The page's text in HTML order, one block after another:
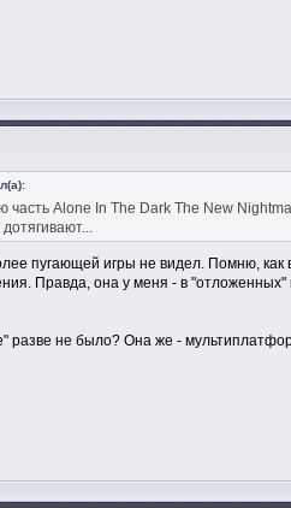
часть Alone In The Dark The New
пугающей игры не видел. Помню,
Правда, она у меня - в
разве не было? Она же -